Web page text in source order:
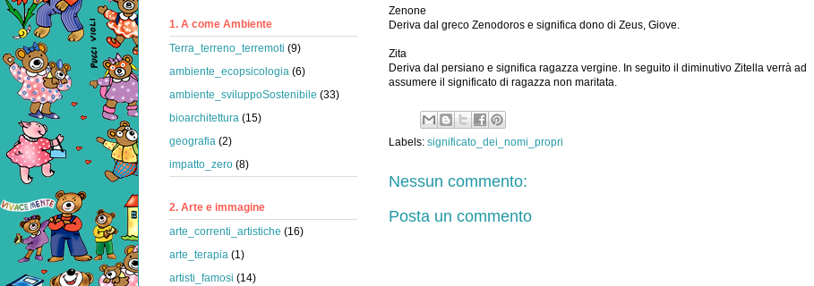
Zenone
Deriva dal greco Zenodoros e significa dono di Zeus, Giove.
Zita
Deriva dal persiano e significa ragazza vergine. In seguito il diminutivo Zitella verrà ad
assumere il significato di ragazza non maritata.
Labels: significato_dei_nomi_propri
Nessun commento:
Posta un commento
1. A come Ambiente
Terra_terreno_terremoti (9)
ambiente_ecopsicologia (6)
ambiente_sviluppoSostenibile (33)
bioarchitettura (15)
geografia (2)
impatto_zero (8)
2. Arte e immagine
arte_correnti_artistiche (16)
arte_terapia (1)
artisti_famosi (14)